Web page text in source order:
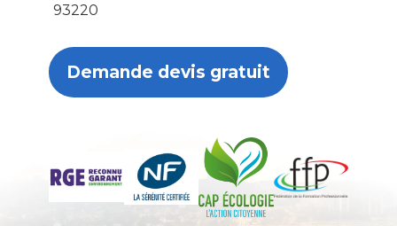
93220
Demande devis gratuit